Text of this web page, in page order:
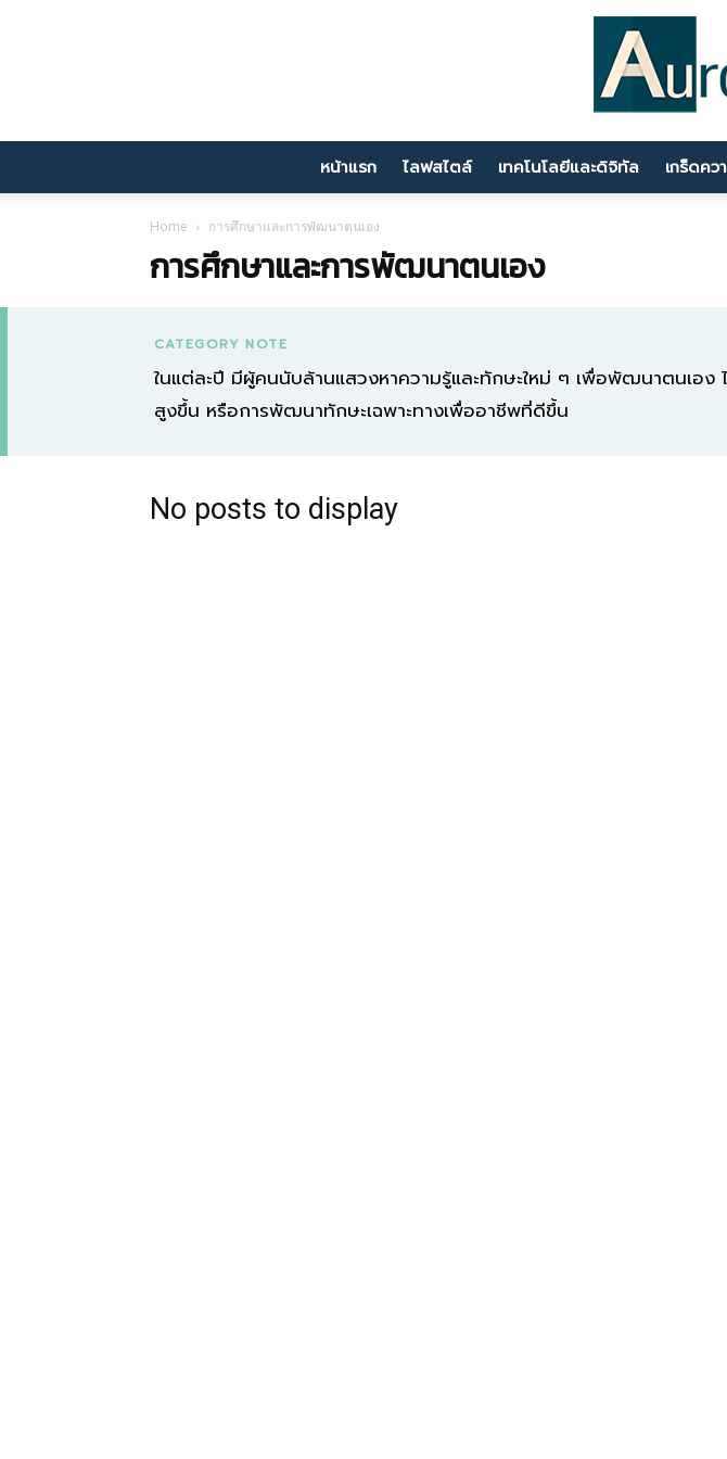
หน้าแรก ไลฟสไตล์ เทคโนโลยีและดิจิทัล เกร็ดคว
Home การศึกษาและการพัฒนาตนเอง
การศึกษาและการพัฒนาตนเอง
CATEGORY NOTE
ในแต่ละปี มีผู้คนนับล้านแสวงหาความรู้และทักษะใหม่ ๆ เพื่อพัฒนาตนเอง
สูงขึ้น หรือการพัฒนาทักษะเฉพาะทางเพื่ออาชีพที่ดีขึ้น
No posts to display